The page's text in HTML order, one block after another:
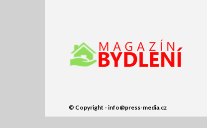
© Copyright - info@press-media.cz